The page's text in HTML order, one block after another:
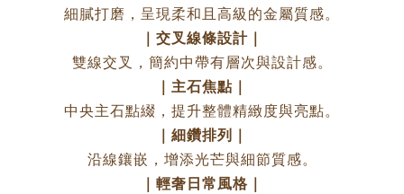
細膩打磨，呈現柔和且高級的金屬質感。
｜交叉線條設計｜
雙線交叉，簡約中帶有層次與設計感。
｜主石焦點｜
中央主石點綴，提升整體精緻度與亮點。
｜細鑽排列｜
沿線鑲嵌，增添光芒與細節質感。
｜輕奢日常風格｜